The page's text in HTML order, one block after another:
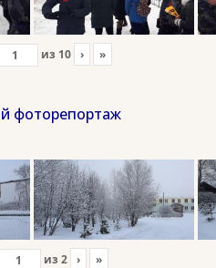
из 10 › »
фоторепортаж
из 2 › »